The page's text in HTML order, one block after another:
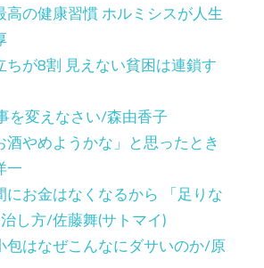
高の健康習慣 ホルミシスが人生
ちが8割 見えない貧困は連鎖す
を変えなさい/森由香子
酒やめようかな」と思ったとき
一
にお金はなくなるから 「足りな
し方/佐藤舞(サトマイ)
包はなぜこんなにダサいのか/原